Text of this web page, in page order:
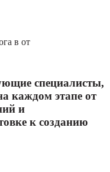
в от
специалисты,
каждом этапе от
и
к созданию